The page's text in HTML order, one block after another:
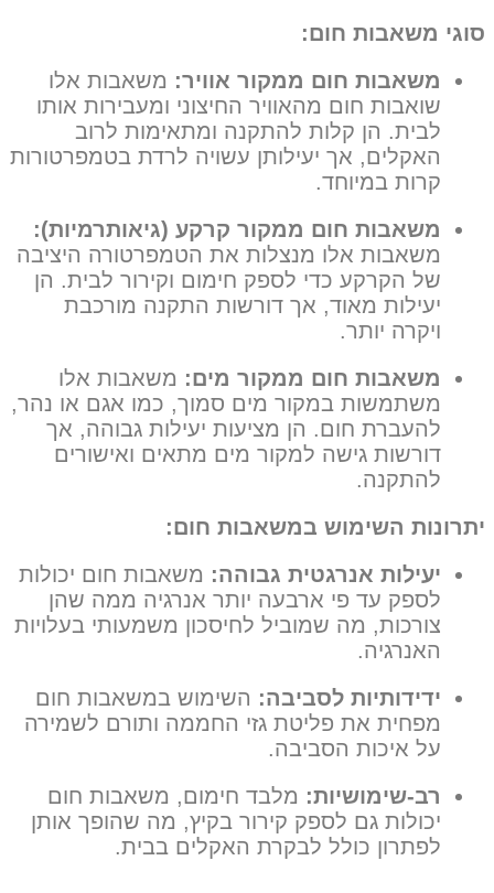
סוגי משאבות חום:
משאבות חום ממקור אוויר: משאבות אלו
שואבות חום מהאוויר החיצוני ומעבירות אותו
לבית. הן קלות להתקנה ומתאימות לרוב
האקלים, אך יעילותן עשויה לרדת בטמפרטורות
קרות במיוחד.
משאבות חום ממקור קרקע (גיאותרמיות):
משאבות אלו מנצלות את הטמפרטורה היציבה
של הקרקע כדי לספק חימום וקירור לבית. הן
יעילות מאוד, אך דורשות התקנה מורכבת
ויקרה יותר.
משאבות חום ממקור מים: משאבות אלו
משתמשות במקור מים סמוך, כמו אגם או נהר,
להעברת חום. הן מציעות יעילות גבוהה, אך
דורשות גישה למקור מים מתאים ואישורים
להתקנה.
יתרונות השימוש במשאבות חום:
יעילות אנרגטית גבוהה: משאבות חום יכולות
לספק עד פי ארבעה יותר אנרגיה ממה שהן
צורכות, מה שמוביל לחיסכון משמעותי בעלויות
האנרגיה.
ידידותיות לסביבה: השימוש במשאבות חום
מפחית את פליטת גזי החממה ותורם לשמירה
על איכות הסביבה.
רב-שימושיות: מלבד חימום, משאבות חום
יכולות גם לספק קירור בקיץ, מה שהופך אותן
לפתרון כולל לבקרת האקלים בבית.